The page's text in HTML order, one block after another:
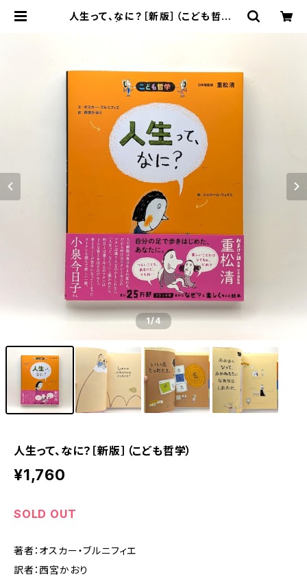
人生って、なに？［新版］（こども哲学）
1/4
人生って、なに？［新版］（こども哲学）
¥1,760
SOLD OUT
著者：オスカー・ブルニフィエ
訳者：西宮かおり